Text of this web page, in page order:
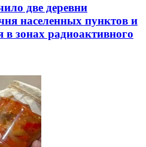
две деревни
населенных пунктов и
в зонах радиоактивного